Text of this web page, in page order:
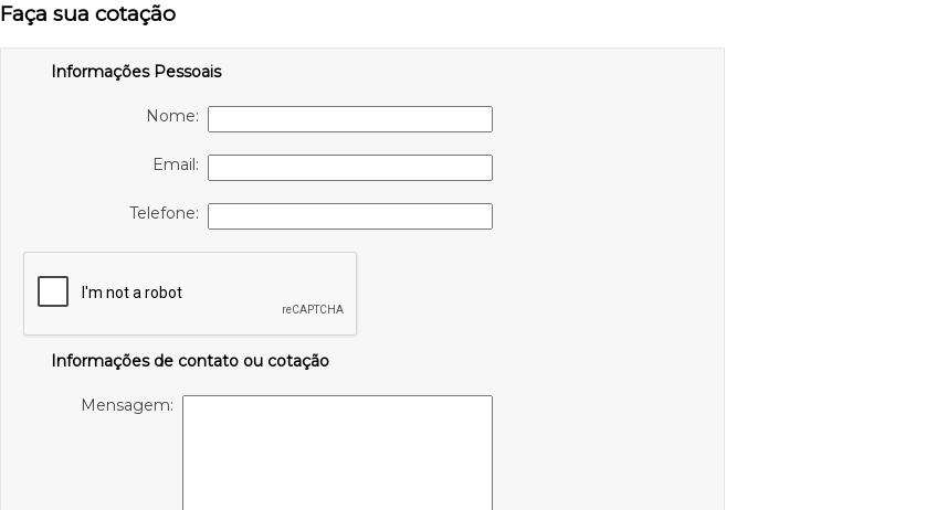
Faça sua cotação
Informações Pessoais
Nome:
Email:
Telefone:
Informações de contato ou cotação
Mensagem: